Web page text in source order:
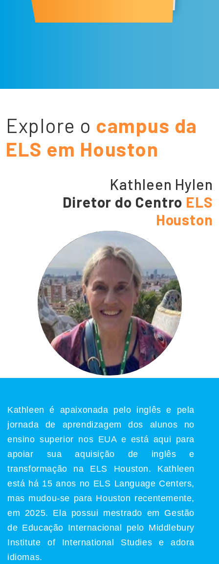
Explore o campus da
ELS em Houston
Kathleen Hylen
Diretor do Centro ELS
Houston
Kathleen é apaixonada pelo inglês e pela
jornada de aprendizagem dos alunos no
ensino superior nos EUA e está aqui para
apoiar sua aquisição de inglês e
transformação na ELS Houston. Kathleen
está há 15 anos no ELS Language Centers,
mas mudou-se para Houston recentemente,
em 2025. Ela possui mestrado em Gestão
de Educação Internacional pelo Middlebury
Institute of International Studies e adora
idiomas.